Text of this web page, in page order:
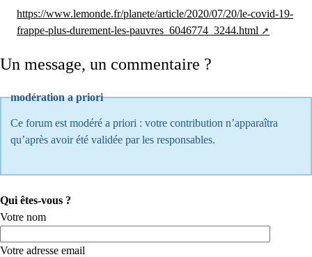
https://www.lemonde.fr/planete/article/2020/07/20/le-covid-19-
frappe-plus-durement-les-pauvres_6046774_3244.html
Un message, un commentaire ?
modération a priori
Ce forum est modéré a priori : votre contribution n’apparaîtra
qu’après avoir été validée par les responsables.
Qui êtes-vous ?
Votre nom
Votre adresse email